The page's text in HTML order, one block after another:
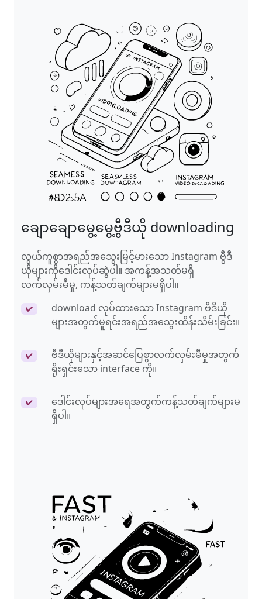
ချောချောမွေ့မွေ့ဗွီဒီယို downloading
လွယ်ကူစွာအရည်အသွေးမြင့်မားသော Instagram ဗွီဒီ
ယိုများကိုဒေါင်းလုပ်ဆွဲပါ။ အကန့်အသတ်မရှိ
လက်လှမ်းမီမှု, ကန့်သတ်ချက်များမရှိပါ။
✔
download လုပ်ထားသော Instagram ဗီဒီယို
များအတွက်မူရင်းအရည်အသွေးထိန်းသိမ်းခြင်း။
✔
ဗီဒီယိုများနှင့်အဆင်ပြေစွာလက်လှမ်းမီမှုအတွက်
ရိုးရှင်းသော interface ကို။
✔
ဒေါင်းလုပ်များအရေအတွက်ကန့်သတ်ချက်များမ
ရှိပါ။